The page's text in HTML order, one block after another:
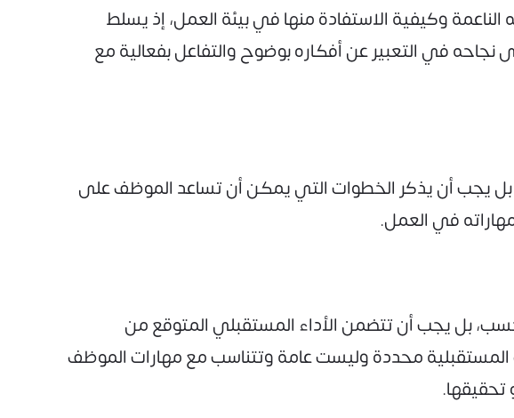
وكيفية الاستفادة منها في بيئة العمل، إذ يسلط
في التعبير عن أفكاره بوضوح والتفاعل بفعالية مع
بل يجب أن يذكر الخطوات التي يمكن أن تساعد الموظف على
في العمل.
بل يجب أن تتضمن الأداء المستقبلي المتوقع من
محددة وليست عامة وتتناسب مع مهارات الموظف
تحقيقها.